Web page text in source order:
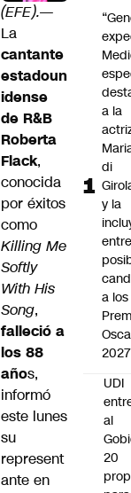
(EFE).—
La
cantante
estadoun
idense
de R&B
Roberta
Flack,
conocida
por éxitos
como
Killing Me
Softly
With His
Song,
falleció a
los 88
años,
informó
este lunes
su
represent
ante en
a la
di
y la
a los
2027
UDI
al
20